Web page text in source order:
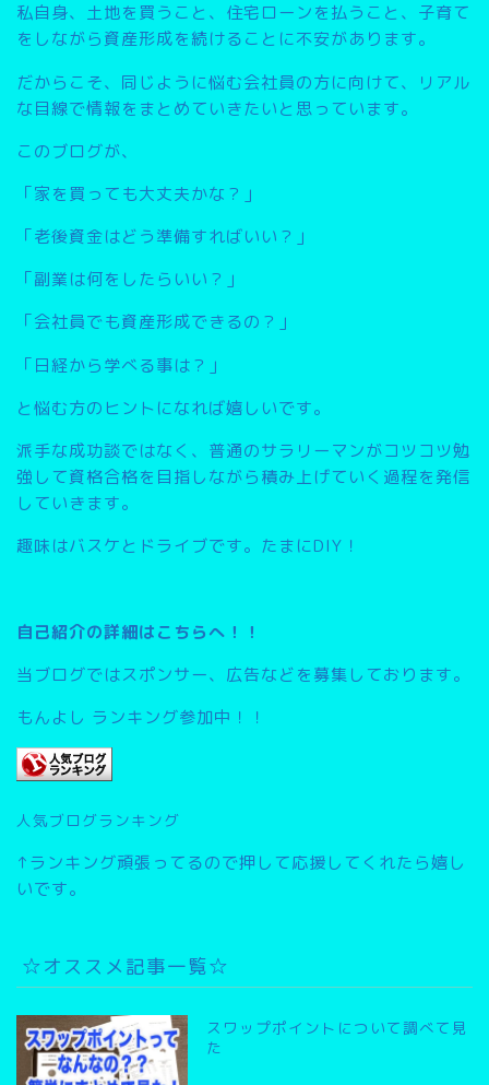
私自身、土地を買うこと、住宅ローンを払うこと、子育て
をしながら資産形成を続けることに不安があります。
だからこそ、同じように悩む会社員の方に向けて、リアル
な目線で情報をまとめていきたいと思っています。
このブログが、
「家を買っても大丈夫かな？」
「老後資金はどう準備すればいい？」
「副業は何をしたらいい？」
「会社員でも資産形成できるの？」
「日経から学べる事は？」
と悩む方のヒントになれば嬉しいです。
派手な成功談ではなく、普通のサラリーマンがコツコツ勉
強して資格合格を目指しながら積み上げていく過程を発信
していきます。
趣味はバスケとドライブです。たまにDIY！
自己紹介の詳細はこちらへ！！
当ブログではスポンサー、広告などを募集しております。
もんよし ランキング参加中！！
人気ブログランキング
↑ランキング頑張ってるので押して応援してくれたら嬉し
いです。
☆オススメ記事一覧☆
スワップポイントについて調べて見
た